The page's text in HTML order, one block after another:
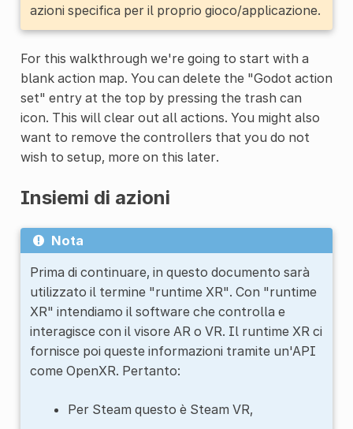
azioni specifica per il proprio gioco/applicazione.
For this walkthrough we're going to start with a
blank action map. You can delete the "Godot action
set" entry at the top by pressing the trash can
icon. This will clear out all actions. You might also
want to remove the controllers that you do not
wish to setup, more on this later.
Insiemi di azioni
Nota
Prima di continuare, in questo documento sarà
utilizzato il termine "runtime XR". Con "runtime
XR" intendiamo il software che controlla e
interagisce con il visore AR o VR. Il runtime XR ci
fornisce poi queste informazioni tramite un'API
come OpenXR. Pertanto:
Per Steam questo è Steam VR,